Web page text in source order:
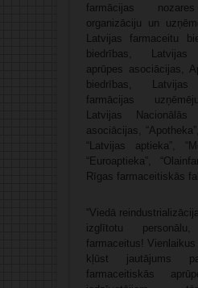
farmācijas
organizāciju un
Latvijas farmaceitu
biedrības, Latvijas
aprūpes asociācijas,
biedrības,
farmācijas
Latvijas
asociācijas,
“Latvijas aptieka”,
“Euroaptieka”,
Rīgas farmaceitiskās
“Viedā
izglītotu
farmaceitus!
kļūst jautājums
farmaceitiskās